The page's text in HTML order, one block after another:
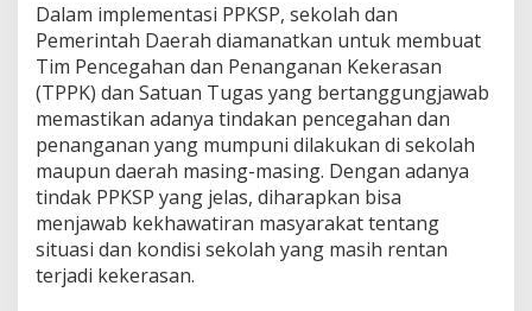
Dalam implementasi PPKSP, sekolah dan
Pemerintah Daerah diamanatkan untuk membuat
Tim Pencegahan dan Penanganan Kekerasan
(TPPK) dan Satuan Tugas yang bertanggungjawab
memastikan adanya tindakan pencegahan dan
penanganan yang mumpuni dilakukan di sekolah
maupun daerah masing-masing. Dengan adanya
tindak PPKSP yang jelas, diharapkan bisa
menjawab kekhawatiran masyarakat tentang
situasi dan kondisi sekolah yang masih rentan
terjadi kekerasan.